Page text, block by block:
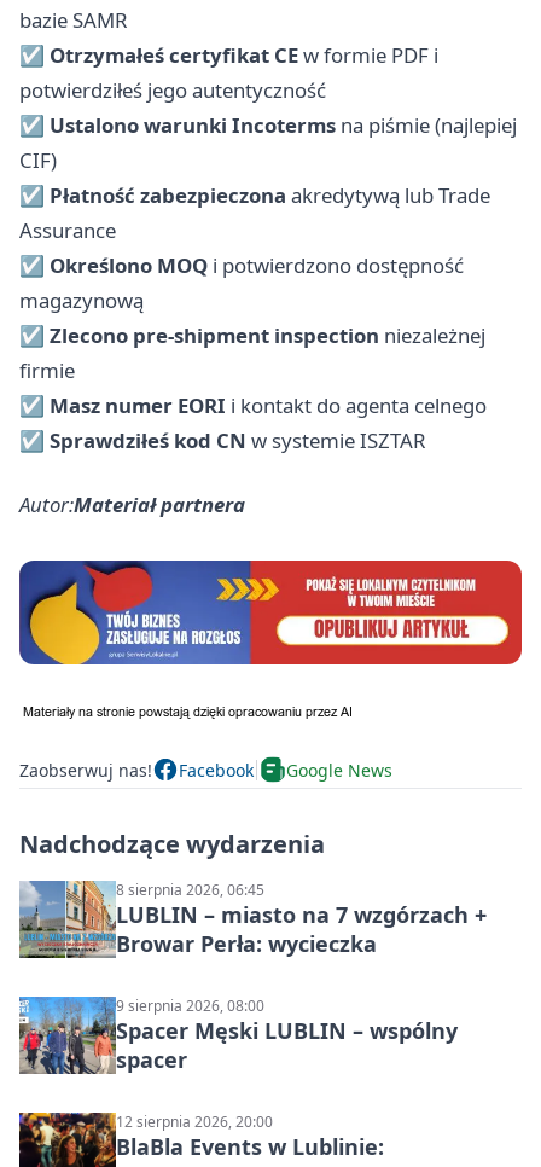
bazie SAMR
☑ Otrzymałeś certyfikat CEw formie PDF i
potwierdziłeś jego autentyczność
☑ Ustalono warunki Incoterms na piśmie (najlepiej
CIF)
☑ Płatność zabezpieczona akredytywą lub Trade
Assurance
☑ Określono MOQ i potwierdzono dostępność
magazynową
☑ Zlecono pre-shipment inspection niezależnej
firmie
☑ Masz numer EORI i kontakt do agenta celnego
☑ Sprawdziłeś kod CN w systemie ISZTAR
Autor:Materiał partnera
Zaobserwuj nas! Facebook Google News
Nadchodzące wydarzenia
8 sierpnia 2026, 06:45
LUBLIN – miasto na 7 wzgórzach +
Browar Perła: wycieczka
9 sierpnia 2026, 08:00
Spacer Męski LUBLIN – wspólny
spacer
12 sierpnia 2026, 20:00
BlaBla Events w Lublinie: